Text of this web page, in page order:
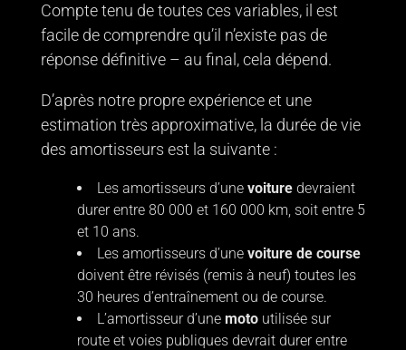
Compte tenu de toutes ces variables, il est
facile de comprendre qu’il n’existe pas de
réponse définitive – au final, cela dépend.
D’après notre propre expérience et une
estimation très approximative, la durée de vie
des amortisseurs est la suivante :
Les amortisseurs d’une voiture devraient
durer entre 80 000 et 160 000 km, soit entre 5
et 10 ans.
Les amortisseurs d’unevoiture de course
doivent être révisés (remis à neuf) toutes les
30 heures d’entraînement ou de course.
L’amortisseur d’une moto utilisée sur
route et voies publiques devrait durer entre